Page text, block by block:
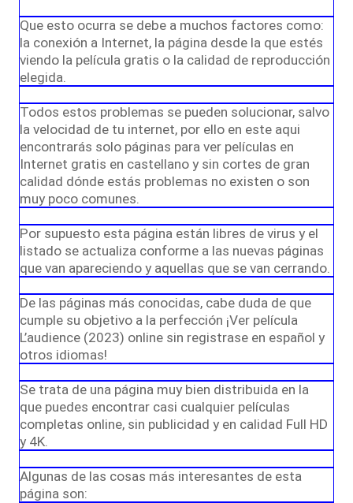
Que esto ocurra se debe a muchos factores como:
la conexión a Internet, la página desde la que estés
viendo la película gratis o la calidad de reproducción
elegida.
Todos estos problemas se pueden solucionar, salvo
la velocidad de tu internet, por ello en este aqui
encontrarás solo páginas para ver películas en
Internet gratis en castellano y sin cortes de gran
calidad dónde estás problemas no existen o son
muy poco comunes.
Por supuesto esta página están libres de virus y el
listado se actualiza conforme a las nuevas páginas
que van apareciendo y aquellas que se van cerrando.
De las páginas más conocidas, cabe duda de que
cumple su objetivo a la perfección ¡Ver película
L’audience (2023) online sin registrase en español y
otros idiomas!
Se trata de una página muy bien distribuida en la
que puedes encontrar casi cualquier películas
completas online, sin publicidad y en calidad Full HD
y 4K.
Algunas de las cosas más interesantes de esta
página son: